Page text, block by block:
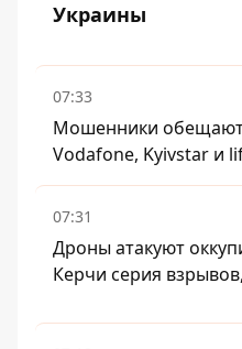
Украины
07:33
Мошенники
Vodafone, Kyivstar и
07:31
Дроны атакуют
Керчи серия